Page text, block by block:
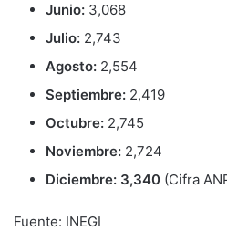
Junio: 3,068
Julio: 2,743
Agosto: 2,554
Septiembre: 2,419
Octubre: 2,745
Noviembre: 2,724
Diciembre: 3,340 (Cifra
Fuente: INEGI